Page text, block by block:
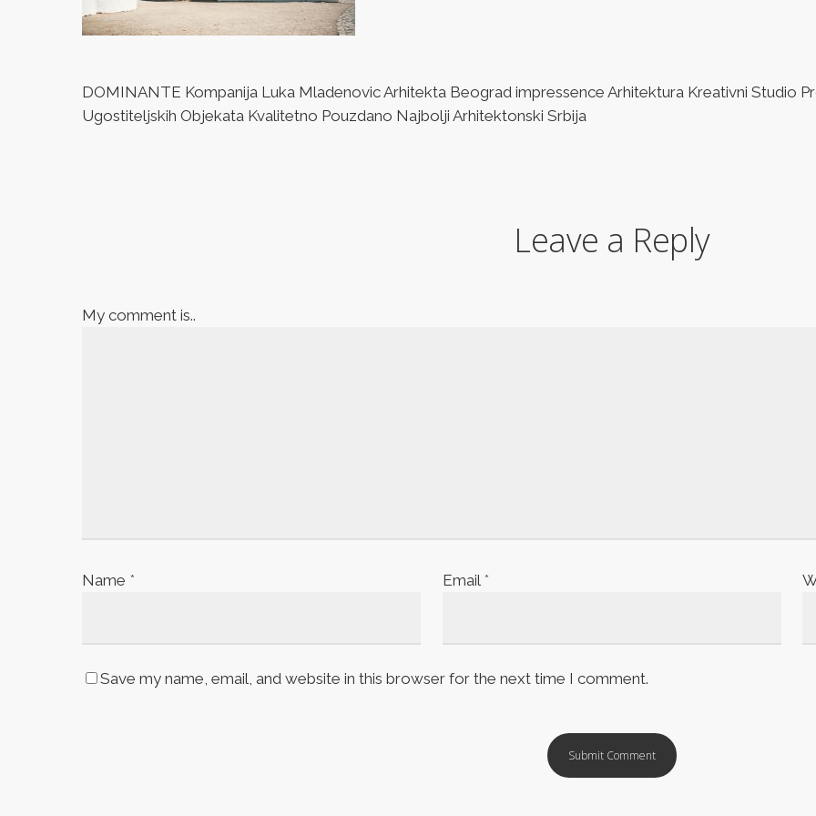
DOMINANTE Kompanija Luka Mladenovic Arhitekta Beograd impressence Arhitektura Kreativni Studio
Ugostiteljskih Objekata Kvalitetno Pouzdano Najbolji Arhitektonski Srbija
Leave a Reply
My comment is..
Name * Email *
Save my name, email, and website in this browser for the next time I comment.